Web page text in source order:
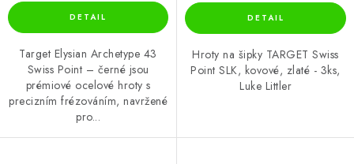
Target Elysian Archetype 43
Swiss Point – černé jsou
prémiové ocelové hroty s
precizním frézováním, navržené
pro...
Hroty na šipky TARGET Swiss
Point SLK, kovové, zlaté - 3ks,
Luke Littler